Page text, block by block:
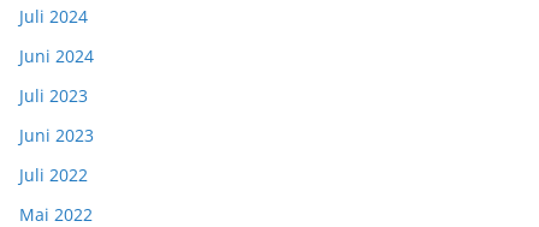
Juli 2024
Juni 2024
Juli 2023
Juni 2023
Juli 2022
Mai 2022